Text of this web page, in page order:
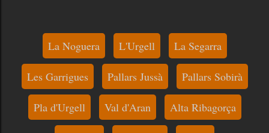
La Noguera L'Urgell La Segarra
Les Garrigues Pallars Jussà Pallars Sobirà
Pla d'Urgell Val d'Aran Alta Ribagorça